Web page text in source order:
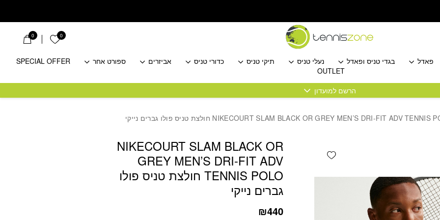
0 הרשימה שלי
0
פאדל בגדי טניס ופאדל נעלי טניס תיקי טניס כדורי טניס אביזרים ספורט אחר
SPECIAL OFFER
OUTLET
הרשם למועדון
NIKECOURT SLAM BLACK OR
GREY MEN’S DRI-FIT ADV
TENNIS POLO חולצת טניס פולו
גברים נייקי
₪440
Add wishlist